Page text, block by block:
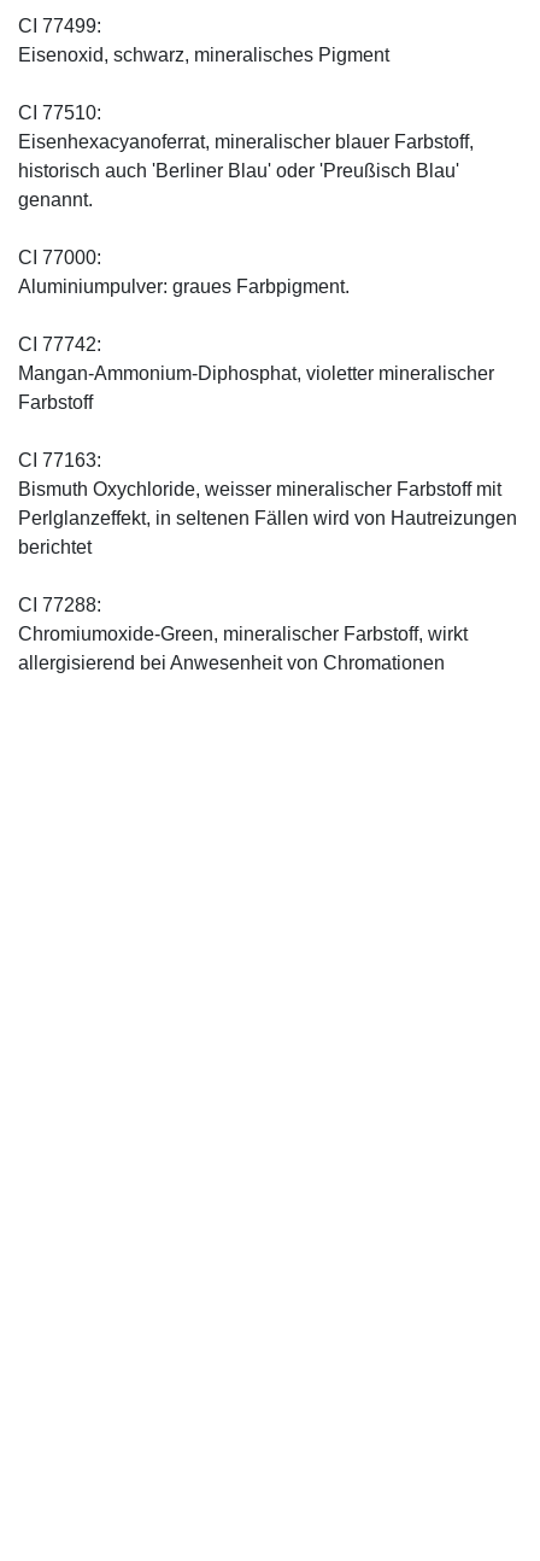
CI 77499:
Eisenoxid, schwarz, mineralisches Pigment
CI 77510:
Eisenhexacyanoferrat, mineralischer blauer Farbstoff,
historisch auch 'Berliner Blau' oder 'Preußisch Blau'
genannt.
CI 77000:
Aluminiumpulver: graues Farbpigment.
CI 77742:
Mangan-Ammonium-Diphosphat, violetter mineralischer
Farbstoff
CI 77163:
Bismuth Oxychloride, weisser mineralischer Farbstoff mit
Perlglanzeffekt, in seltenen Fällen wird von Hautreizungen
berichtet
CI 77288:
Chromiumoxide-Green, mineralischer ­Farbstoff, wirkt
allergisierend bei Anwesenheit von Chromationen